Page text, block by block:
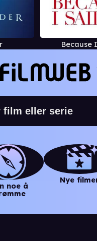
Because
noe å
Nye